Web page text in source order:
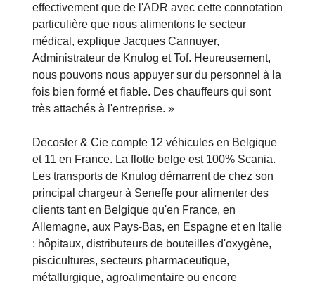
effectivement que de l'ADR avec cette connotation
particulière que nous alimentons le secteur
médical, explique Jacques Cannuyer,
Administrateur de Knulog et Tof. Heureusement,
nous pouvons nous appuyer sur du personnel à la
fois bien formé et fiable. Des chauffeurs qui sont
très attachés à l'entreprise. »
Decoster & Cie compte 12 véhicules en Belgique
et 11 en France. La flotte belge est 100% Scania.
Les transports de Knulog démarrent de chez son
principal chargeur à Seneffe pour alimenter des
clients tant en Belgique qu'en France, en
Allemagne, aux Pays-Bas, en Espagne et en Italie
: hôpitaux, distributeurs de bouteilles d'oxygène,
piscicultures, secteurs pharmaceutique,
métallurgique, agroalimentaire ou encore